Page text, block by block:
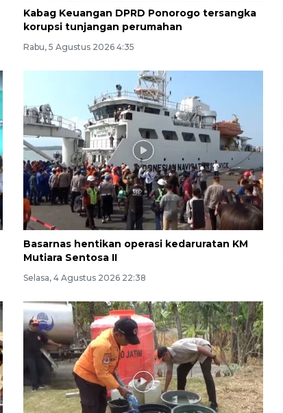
Kabag Keuangan DPRD Ponorogo tersangka
korupsi tunjangan perumahan
Rabu, 5 Agustus 2026 4:35
Basarnas hentikan operasi kedaruratan KM
Mutiara Sentosa II
Selasa, 4 Agustus 2026 22:38
Persebaya juara Piala
Presiden 2026
5 jam lalu
Bulog Ponorogo serap 8.600
dari target
5 Agustus 2026 19:33